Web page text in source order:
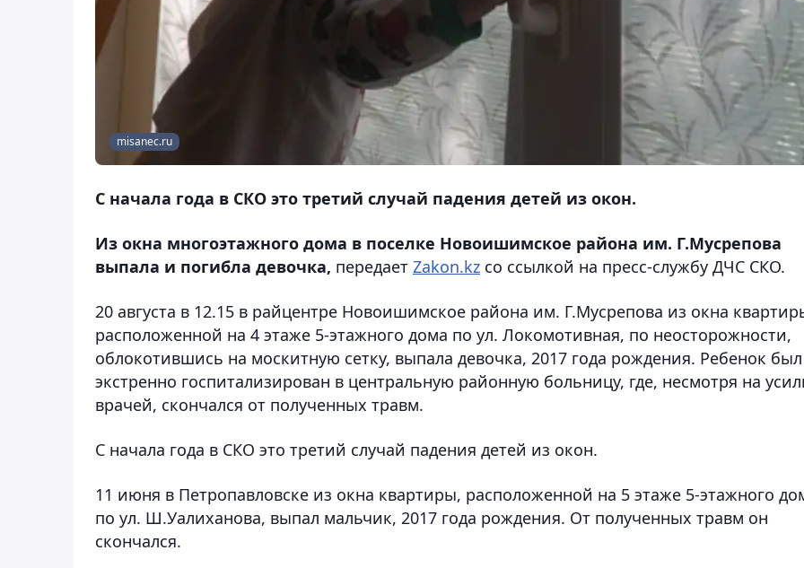
misanec.ru
С начала года в СКО это третий случай падения детей из окон.
Из окна многоэтажного дома в поселке Новоишимское района им. Г.Мусрепова
выпала и погибла девочка, передает Zakon.kz со ссылкой на пресс-службу ДЧС СКО.
20 августа в 12.15 в райцентре Новоишимское района им. Г.Мусрепова из окна
расположенной на 4 этаже 5-этажного дома по ул. Локомотивная, по неосторожности,
облокотившись на москитную сетку, выпала девочка, 2017 года рождения. Ребенок был
экстренно госпитализирован в центральную районную больницу, где, несмотря на
врачей, скончался от полученных травм.
С начала года в СКО это третий случай падения детей из окон.
11 июня в Петропавловске из окна квартиры, расположенной на 5 этаже 5-этажного
по ул. Ш.Уалиханова, выпал мальчик, 2017 года рождения. От полученных травм он
скончался.